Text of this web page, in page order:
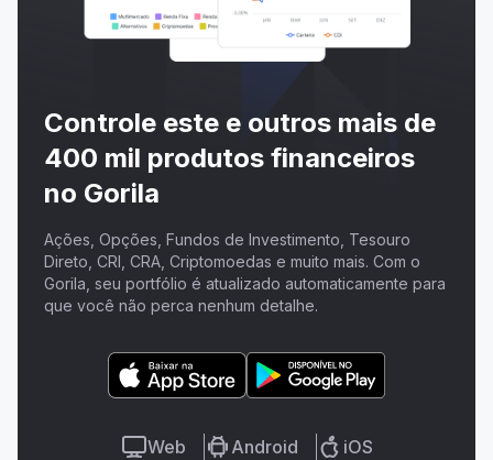
Controle este e outros mais de
400 mil produtos financeiros
no Gorila
Ações, Opções, Fundos de Investimento, Tesouro
Direto, CRI, CRA, Criptomoedas e muito mais. Com o
Gorila, seu portfólio é atualizado automaticamente para
que você não perca nenhum detalhe.
Web Android iOS